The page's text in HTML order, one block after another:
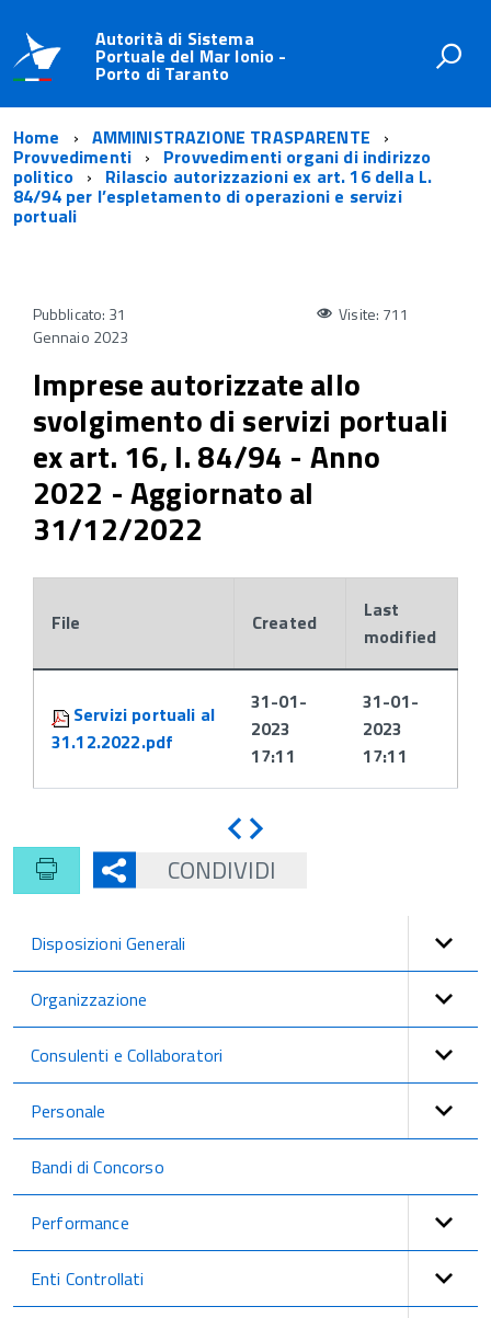
Autorità di Sistema
Portuale del Mar Ionio -
Porto di Taranto
Home AMMINISTRAZIONE TRASPARENTE
Provvedimenti Provvedimenti organi di indirizzo
politico Rilascio autorizzazioni ex art. 16 della L.
84/94 per l’espletamento di operazioni e servizi
portuali
Pubblicato: 31
Gennaio 2023
Visite: 711
Imprese autorizzate allo
svolgimento di servizi portuali
ex art. 16, l. 84/94 - Anno
2022 - Aggiornato al
31/12/2022
File Created
Last
modified
Servizi portuali al
31.12.2022.pdf
31-01-
2023
17:11
31-01-
2023
17:11
Indietro
CONDIVIDI
Disposizioni Generali
Organizzazione
Consulenti e Collaboratori
Personale
Bandi di Concorso
Performance
Enti Controllati